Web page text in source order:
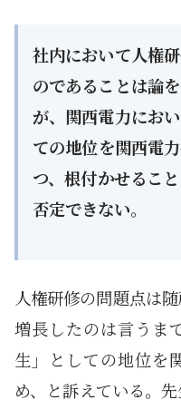
社内において人権
のであることは論
が、関西電力にお
ての地位を関西電
つ、根付かせるこ
否定できない。
人権研修の問題点は
増長したのは言うま
生」としての地位を
め、と訴えている。